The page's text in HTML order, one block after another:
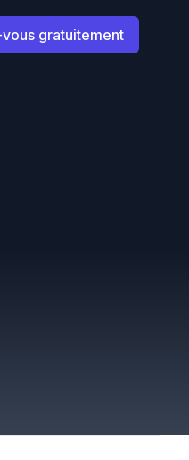
gratuitement